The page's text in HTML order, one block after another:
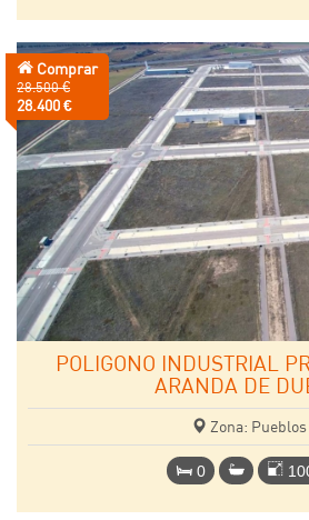
POLIGONO INDUSTRIAL
ARANDA DE
Comprar
Precio
anterior:
28.500 €
Precio:
28.400 €
Zona: Pueblos
0